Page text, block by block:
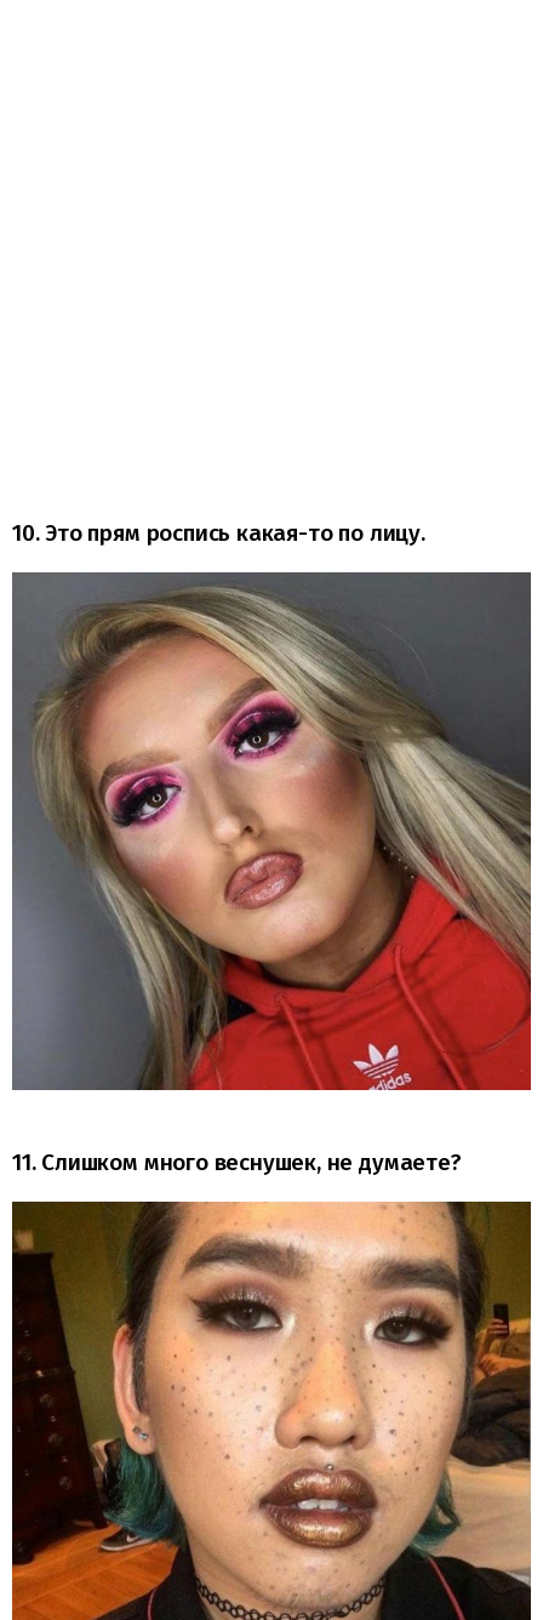
10. Это прям роспись какая-то по лицу.
11. Слишком много веснушек, не думаете?